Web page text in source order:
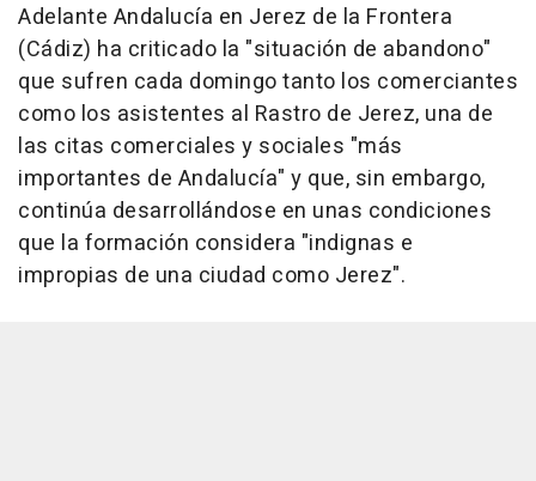
Adelante Andalucía en Jerez de la Frontera
(Cádiz) ha criticado la "situación de abandono"
que sufren cada domingo tanto los comerciantes
como los asistentes al Rastro de Jerez, una de
las citas comerciales y sociales "más
importantes de Andalucía" y que, sin embargo,
continúa desarrollándose en unas condiciones
que la formación considera "indignas e
impropias de una ciudad como Jerez".